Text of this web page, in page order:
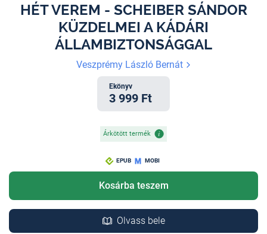
HÉT VEREM - SCHEIBER SÁNDOR
KÜZDELMEI A KÁDÁRI
ÁLLAMBIZTONSÁGGAL
Veszprémy László Bernát
Ekönyv
3 999 Ft
Árkötött termék
EPUB MOBI
Kosárba teszem
Olvass bele